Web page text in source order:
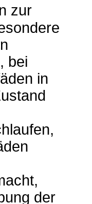
zur
bei
in
der